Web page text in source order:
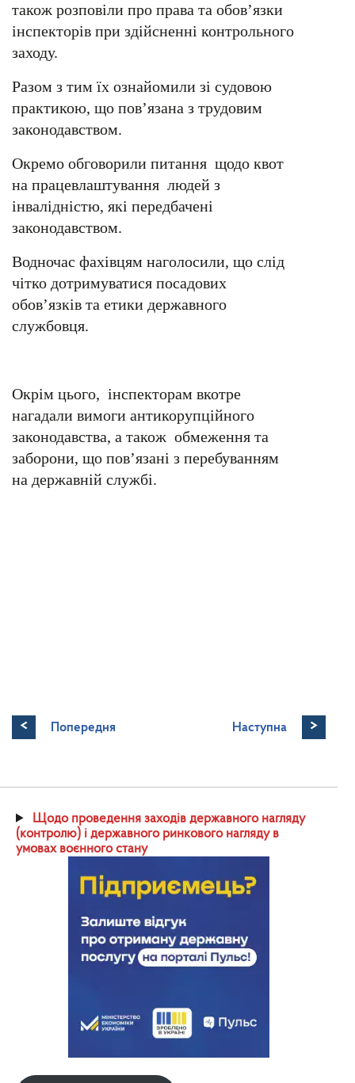
також розповіли про права та обов’язки
інспекторів при здійсненні контрольного
заходу.
Разом з тим їх ознайомили зі судовою
практикою, що пов’язана з трудовим
законодавством.
Окремо обговорили питання щодо квот
на працевлаштування людей з
інвалідністю, які передбачені
законодавством.
Водночас фахівцям наголосили, що слід
чітко дотримуватися посадових
обов’язків та етики державного
службовця.
Окрім цього, інспекторам вкотре
нагадали вимоги антикорупційного
законодавства, а також обмеження та
заборони, що пов’язані з перебуванням
на державній службі.
< Попередня Наступна >
Щодо проведення заходів державного нагляду
(контролю) і державного ринкового нагляду в
умовах воєнного стану